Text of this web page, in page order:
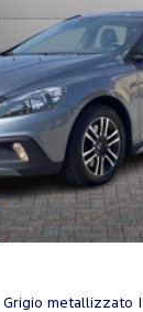
Grigio metallizzato